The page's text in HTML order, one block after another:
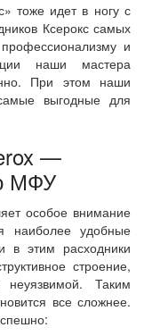
тоже идет в ногу с
Ксерокс самых
и
наши мастера
При этом наши
выгодные для
—
МФУ
особое внимание
наиболее удобные
этим расходники
строение,
неуязвимой. Таким
все сложнее.